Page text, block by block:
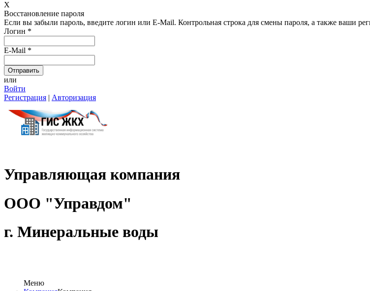
X
Восстановление пароля
Если вы забыли пароль, введите логин или E-Mail. Контрольная строка для смены пароля, а также ваши
Логин *
E-Mail *
или
Войти
Регистрация | Авторизация
Управляющая компания
ООО "Управдом"
г.
Меню